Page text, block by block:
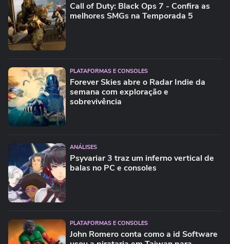
Call of Duty: Black Ops 7 - Confira as
melhores SMGs na Temporada 5
PLATAFORMAS E CONSOLES
Forever Skies abre o Radar Indie da
semana com exploração e
sobrevivência
ANÁLISES
Psyvariar 3 traz um inferno vertical de
balas no PC e consoles
PLATAFORMAS E CONSOLES
John Romero conta como a id Software